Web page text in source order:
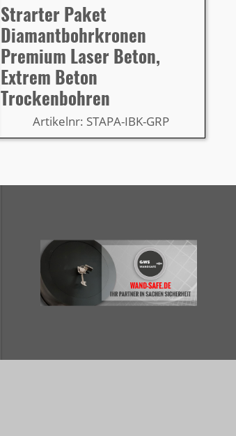
Strarter Paket
Diamantbohrkronen
Premium Laser Beton,
Extrem Beton
Trockenbohren
Artikelnr: STAPA-IBK-GRP